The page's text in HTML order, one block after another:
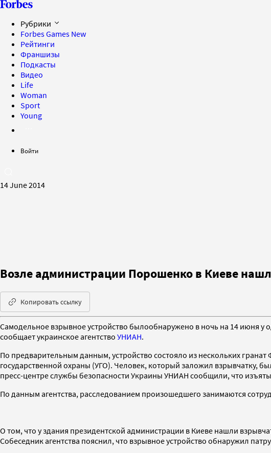
Рубрики
Forbes Games New
Рейтинги
Франшизы
Подкасты
Видео
Life
Woman
Sport
Young
Войти
14 June 2014
Возле администрации Порошенко в Киеве
Копировать ссылку
Самодельное взрывное устройство былообнаружено в ночь на 14 июня
сообщает украинское агентство УНИАН.
По предварительным данным, устройство состояло из нескольких
государственной охраны (УГО). Человек, который заложил взрывчатку,
пресс-центре службы безопасности Украины УНИАН сообщили, что
По данным агентства, расследованием произошедшего занимаются
О том, что у здания президентской администрации в Киеве нашли
Собеседник агентства пояснил, что взрывное устройство обнаружил